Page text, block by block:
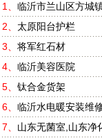
1、 临沂市兰山区方城
2、 太原阳台护栏
3、 将军红石材
4、 临沂美容医院
5、 钛合金货架
6、 临沂水电暖安装维
7、 山东无菌室,山东净